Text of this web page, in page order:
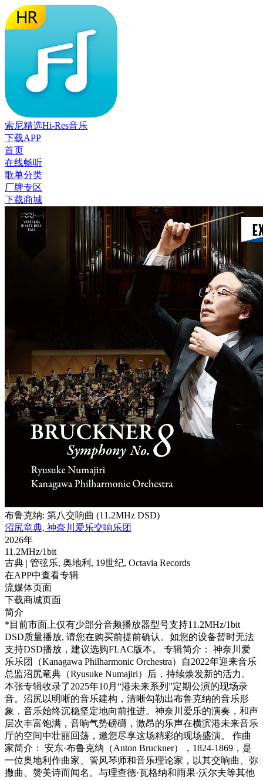
索尼精选Hi-Res音乐
下载APP
首页
在线畅听
歌单分类
厂牌专区
下载商城
布鲁克纳: 第八交响曲 (11.2MHz DSD)
沼尻竜典, 神奈川爱乐交响乐团
2026年
11.2MHz/1bit
古典 | 管弦乐, 奥地利, 19世纪, Octavia Records
在APP中查看专辑
流媒体页面
下载商城页面
简介
*目前市面上仅有少部分音频播放器型号支持11.2MHz/1bit
DSD质量播放, 请您在购买前提前确认。如您的设备暂时无法
支持DSD播放，建议选购FLAC版本。 专辑简介： 神奈川爱
乐乐团（Kanagawa Philharmonic Orchestra）自2022年迎来音乐
总监沼尻竜典（Ryusuke Numajiri）后，持续焕发新的活力。
本张专辑收录了2025年10月“港未来系列”定期公演的现场录
音。沼尻以明晰的音乐建构，清晰勾勒出布鲁克纳的音乐形
象，音乐始终沉稳坚定地向前推进。神奈川爱乐的演奏，和声
层次丰富饱满，音响气势磅礴，激昂的乐声在横滨港未来音乐
厅的空间中壮丽回荡，邀您尽享这场精彩的现场盛演。 作曲
家简介： 安东·布鲁克纳（Anton Bruckner），1824-1869，是
一位奥地利作曲家、管风琴师和音乐理论家，以其交响曲、弥
撒曲、赞美诗而闻名。与理查德·瓦格纳和雨果·沃尔夫等其他